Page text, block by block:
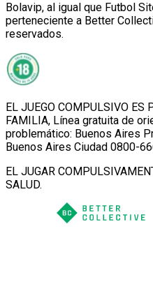
Bolavip, al igual que Futbol
perteneciente a Better
reservados.
EL JUEGO COMPULSIVO ES
FAMILIA, Línea gratuita de
problemático: Buenos Aires
Buenos Aires Ciudad 0800-
EL JUGAR
SALUD.